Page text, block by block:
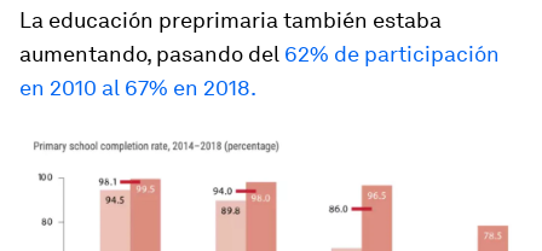
La educación preprimaria también estaba
aumentando, pasando del 62% de participación
en 2010 al 67% en 2018.